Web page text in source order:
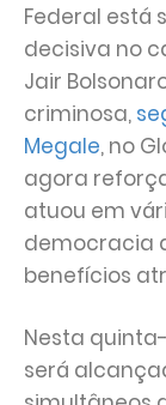
Federal está
decisiva no
Jair
criminosa,
Megale, no
agora
atuou em
democracia
benefícios
Nesta
será